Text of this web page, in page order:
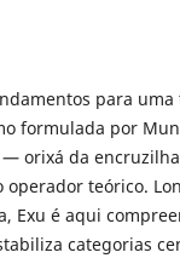
para
formulada por
— orixá da
teórico.
Exu é aqui
categorias